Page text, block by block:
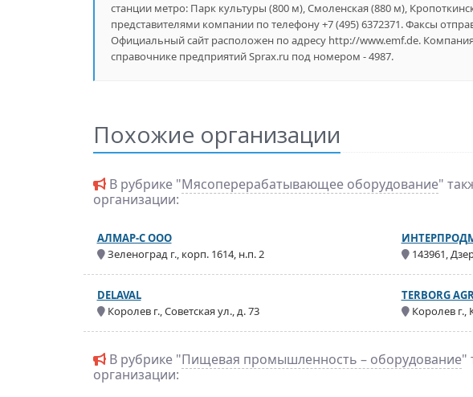
станции метро: Парк культуры (800 м), Смоленская (880 м),
представителями компании по телефону +7 (495) 6372371. Факсы
Официальный сайт расположен по адресу http://www.emf.de.
справочнике предприятий Sprax.ru под номером - 4987.
Похожие организации
В рубрике "Мясоперерабатывающее оборудование"
организации:
АЛМАР-С ООО
Зеленоград г., корп. 1614, н.п. 2
143961,
DELAVAL
Королев г., Советская ул., д. 73
TERBORG
Королев г.,
В рубрике "Пищевая промышленность – оборудование"
организации: